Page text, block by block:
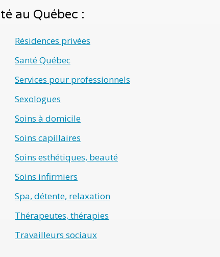
au Québec :
Résidences privées
Santé Québec
Services pour professionnels
Sexologues
Soins à domicile
Soins capillaires
Soins esthétiques, beauté
Soins infirmiers
Spa, détente, relaxation
Thérapeutes, thérapies
Travailleurs sociaux